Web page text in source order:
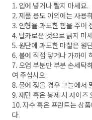
1. 입에 넣거나 빨지 마세요.
2. 제품 용도 이외에는 사용
3. 인형을 과도한 힘을 주어
4. 날카로운 것으로 긁지 마
5. 원단에 과도한 마찰은 원
6. 불에 직접 닿거나 가까이
7. 오염 부분만 부분 손세탁
여 주십시오.
8. 물에 젖을 경우 그늘에서
9. 재단 혹은 봉제 시 사이
10. 자수 혹은 프린트는 상
다.